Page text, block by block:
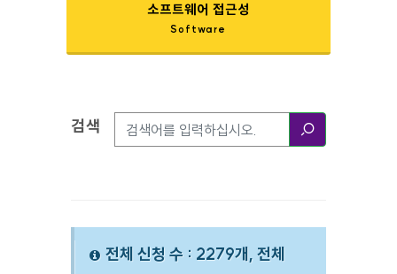
소프트웨어 접근성
Software
검색옵션
검색
전체 신청 수 : 2279개, 전체